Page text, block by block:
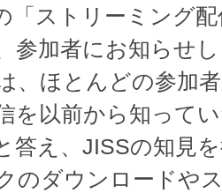
「ストリーミング
参加者にお知らせ
、ほとんどの参加
を以前から知って
答え、JISSの知見
のダウンロードや